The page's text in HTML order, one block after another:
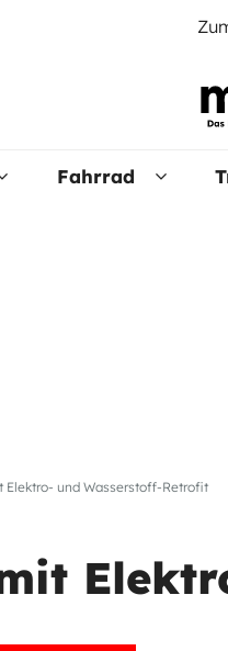
Fahrrad
Elektro- und Wasserstoff-Retrofit